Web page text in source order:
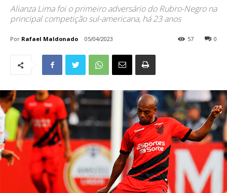
Alianza Lima foi o primeiro adversário do Rubro-Negro na
principal competição sul-americana, há 23 anos
Por Rafael Maldonado 05/04/2023 0
57